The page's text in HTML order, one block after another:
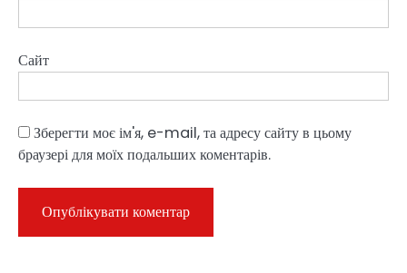
Сайт
Зберегти моє ім'я, e-mail, та адресу сайту в цьому
браузері для моїх подальших коментарів.